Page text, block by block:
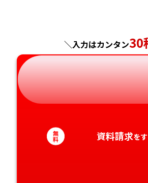
岐阜県
静岡県
和歌山県
徳島県
大分県
＼入力はカンタン30
無
料 資料請求を